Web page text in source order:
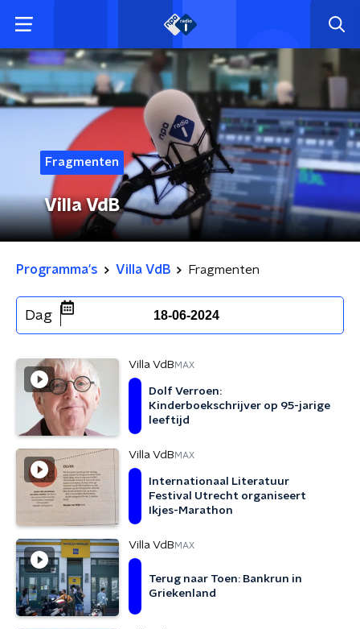
Fragmenten
Villa VdB
Programma's Villa VdB Fragmenten
Dag 18-06-2024
Villa VdB MAX
Dolf Verroen:
Kinderboekschrijver op 95-jarige
leeftijd
Villa VdB MAX
Internationaal Literatuur
Festival Utrecht organiseert
Ikjes-Marathon
Villa VdB MAX
Terug naar Toen: Bankrun in
Griekenland